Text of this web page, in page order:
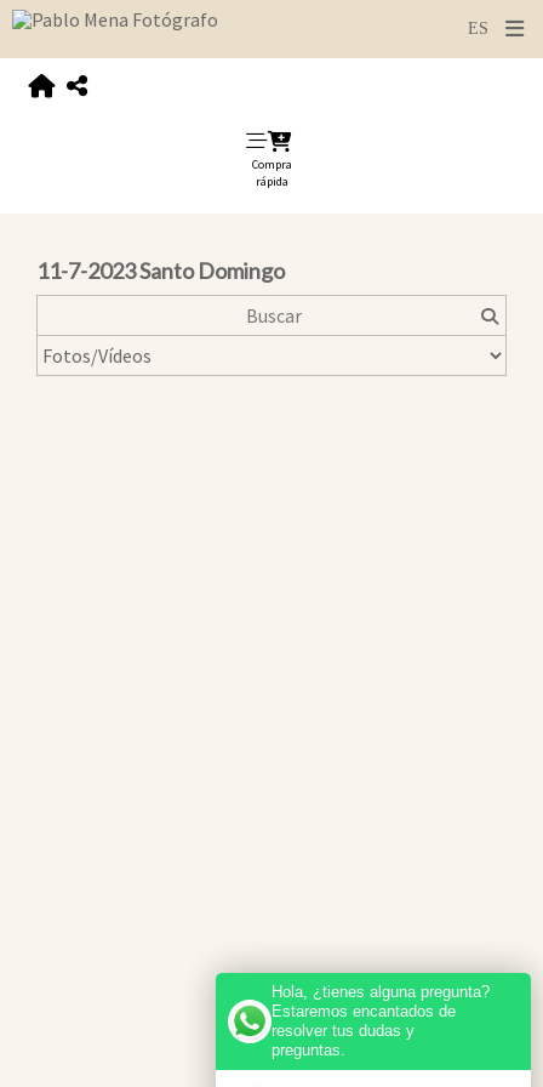
Compra
rápida
11-7-2023 Santo Domingo
Hola, ¿tienes alguna pregunta?
Estaremos encantados de
resolver tus dudas y
preguntas.